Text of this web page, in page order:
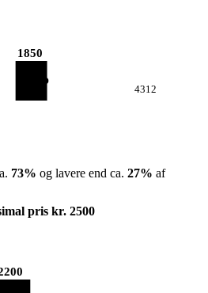
1850
4312
73% og lavere end ca. 27% af
pris kr. 2500